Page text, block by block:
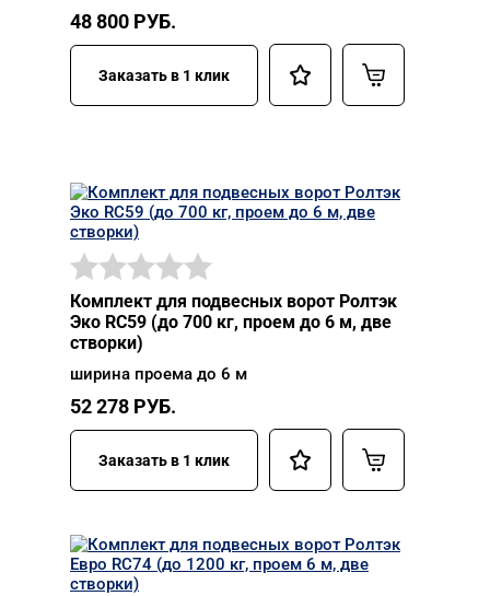
48 800 РУБ.
Заказать в 1 клик
Комплект для подвесных ворот Ролтэк
Эко RC59 (до 700 кг, проем до 6 м, две
створки)
ширина проема до 6 м
52 278 РУБ.
Заказать в 1 клик